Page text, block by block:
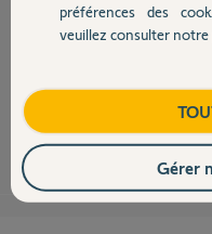
Contact
crémaillère qui doit être sur
Il faut aussi que ce portail
Anonyme il y
préférences des
veuillez consulter notre
Gérer